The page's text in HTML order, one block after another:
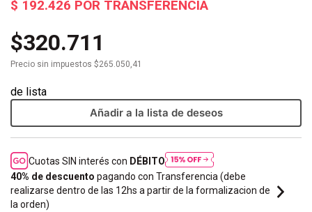
$320.711
Precio sin impuestos $265.050,41
Añadir a la lista de deseos
Cuotas SIN interés con DÉBITO
40% de descuento pagando con Transferencia (debe
realizarse dentro de las 12hs a partir de la formalizacion de
la orden)